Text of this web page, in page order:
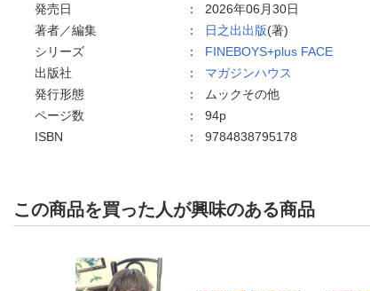
発売日 ： 2026年06月30日
著者／編集
： 日之出出版(著)
シリーズ
： FINEBOYS+plus FACE
出版社
： マガジンハウス
発行形態
：
ムックその他
ページ数
： 94p
ISBN
： 9784838795178
この商品を買った人が興味のある商品